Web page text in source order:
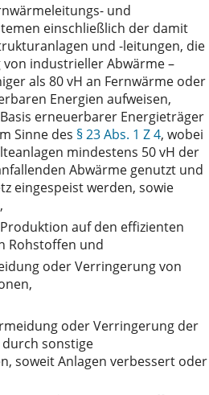
und
einschließlich der damit
und -leitungen, die
industrieller Abwärme –
als 80 vH an Fernwärme oder
Energien aufweisen,
erneuerbarer Energieträger
Sinne des § 23 Abs. 1 Z 4, wobei
mindestens 50 vH der
Abwärme genutzt und
eingespeist werden, sowie
auf den effizienten
Rohstoffen und
oder Verringerung von
oder Verringerung der
sonstige
soweit Anlagen verbessert oder